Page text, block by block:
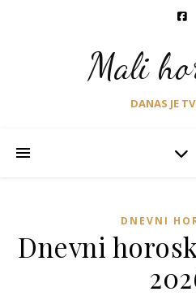
Mali
DANAS JE
DNEVNI
Dnevni